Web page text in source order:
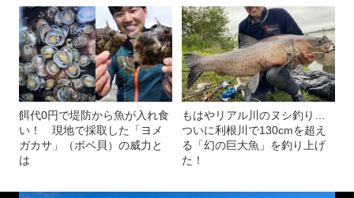
餌代0円で堤防から魚が入れ食
い！ 現地で採取した「ヨメ
ガカサ」（ボベ貝）の威力と
は
もはやリアル川のヌシ釣り…
ついに利根川で130cmを超え
る「幻の巨大魚」を釣り上げ
た！